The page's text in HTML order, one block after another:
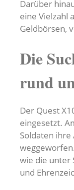
Darüber
eine Vielzahl
Geldbörsen,
Die
rund
Der Quest
eingesetzt.
Soldaten
wie die unter
und